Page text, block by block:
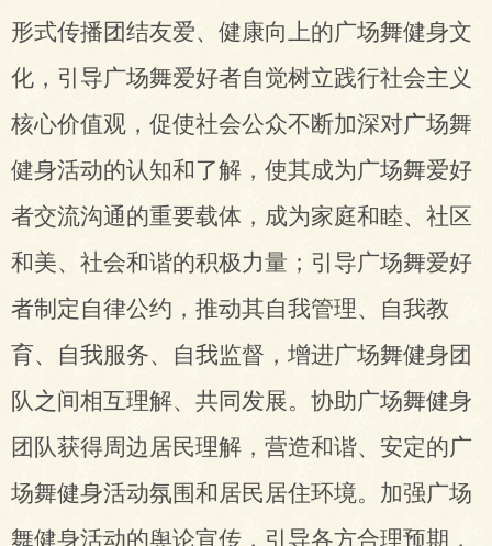
形式传播团结友爱、健康向上的广场舞健身文
化，引导广场舞爱好者自觉树立践行社会主义
核心价值观，促使社会公众不断加深对广场舞
健身活动的认知和了解，使其成为广场舞爱好
者交流沟通的重要载体，成为家庭和睦、社区
和美、社会和谐的积极力量；引导广场舞爱好
者制定自律公约，推动其自我管理、自我教
育、自我服务、自我监督，增进广场舞健身团
队之间相互理解、共同发展。协助广场舞健身
团队获得周边居民理解，营造和谐、安定的广
场舞健身活动氛围和居民居住环境。加强广场
舞健身活动的舆论宣传，引导各方合理预期，